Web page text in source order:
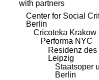
with partners
Center for Social
Berlin
Cricoteka Krakow
Performa NYC
Residenz des
Leipzig
Staatsoper
Berlin